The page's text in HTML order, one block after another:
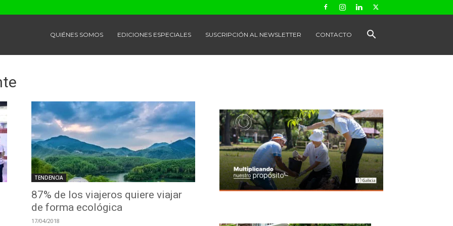
QUIÉNES SOMOS EDICIONES ESPECIALES SUSCRIPCIÓN AL NEWSLETTER CONTACTO
TENDENCIA
87% de los viajeros quiere viajar
de forma ecológica
17/04/2018